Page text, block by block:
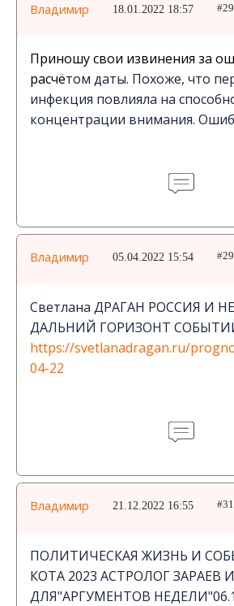
Владимир 18.01.2022 18:57
Приношу свои извинения за
расчётом даты. Похоже, что
инфекция повлияла на
концентрации внимания.
Владимир 05.04.2022 15:54
Светлана ДРАГАН РОССИЯ И
ДАЛЬНИЙ ГОРИЗОНТ
https://svetlanadragan.ru/
04-22
Владимир 21.12.2022 16:55
ПОЛИТИЧЕСКАЯ ЖИЗНЬ И
КОТА 2023 АСТРОЛОГ ЗАРАЕВ
ДЛЯ"АРГУМЕНТОВ